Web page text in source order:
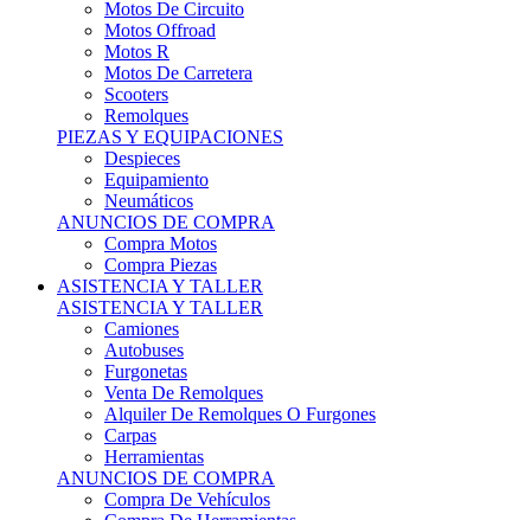
Motos R
Motos De Carretera
Scooters
Remolques
PIEZAS Y EQUIPACIONES
Despieces
Equipamiento
Neumáticos
ANUNCIOS DE COMPRA
Compra Motos
Compra Piezas
ASISTENCIA Y TALLER
ASISTENCIA Y TALLER
Camiones
Autobuses
Furgonetas
Venta De Remolques
Alquiler De Remolques O Furgones
Carpas
Herramientas
ANUNCIOS DE COMPRA
Compra De Vehículos
Compra De Herramientas